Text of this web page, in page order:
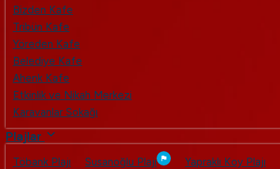
Bizden Kafe
Tribün Kafe
Yöreden Kafe
Belediye Kafe
Ahenk Kafe
Etkinlik ve Nikah Merkezi
Karavanlar Sokağı
Plajlar
Töbank Plajı Susanoğlu Plajı Yapraklı Koy Plajı